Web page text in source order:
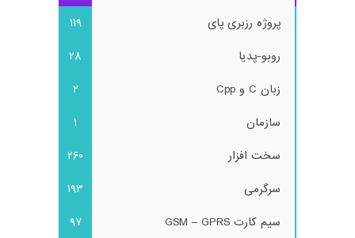
پروژه رزبری پای
119
روبو-پدیا
28
زبان C و Cpp
2
سازمان
1
سخت افزار
260
سرگرمی
193
سیم کارت GSM – GPRS
97